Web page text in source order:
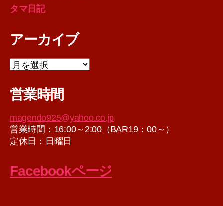
タマ日記
アーカイブ
ア
ー
イ
営業時間
magendo925@yahoo.co.jp
営業時間：16:00～2:00（BAR19：00～）
定休日：日曜日
Facebookページ